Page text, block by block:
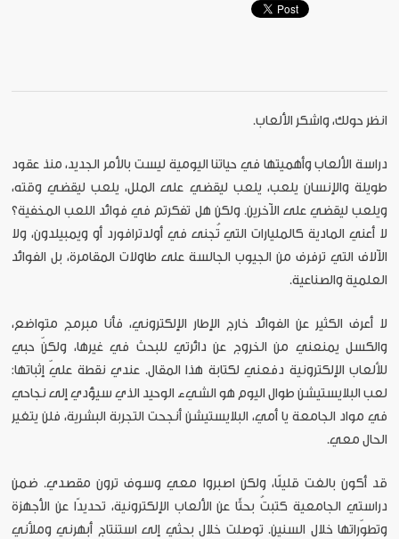
انظر حولك، واشكر الألعاب.
دراسة الألعاب وأهميتها في حياتنا اليومية ليست بالأمر الجديد، منذ عقود
طويلة والإنسان يلعب، يلعب ليقضي على الملل، يلعب ليقضي وقته،
ويلعب ليقضي على الآخرين. ولكن هل تفكرتم في فوائد اللعب المخفية؟
لا أعني المادية كالمليارات التي تُجنى في أولدترافورد أو ويمبيلدون، ولا
الآلاف التي ترفرف من الجيوب الجالسة على طاولات المقامرة، بل الفوائد
العلمية والصناعية.
لا أعرف الكثير عن الفوائد خارج الإطار الإلكتروني، فأنا مبرمج متواضع،
والكسل يمنعني من الخروج عن دائرتي للبحث في غيرها، ولكنّ حبي
للألعاب الإلكترونية دفعني لكتابة هذا المقال. عندي نقطة عليّ إثباتها:
لعب البلايستيشن طوال اليوم هو الشيء الوحيد الذي سيؤدي إلى نجاحي
في مواد الجامعة يا أمي، البلايستيشن أنجحت التجربة البشرية، فلن يتغير
الحال معي.
قد أكون بالغت قليلًا، ولكن اصبروا معي وسوف ترون مقصدي. ضمن
دراستي الجامعية كتبتُ بحثًا عن الألعاب الإلكترونية، تحديدًا عن الأجهزة
وتطوّراتها خلال السنين. توصلت خلال بحثي إلى استنتاج أبهرني وملأني